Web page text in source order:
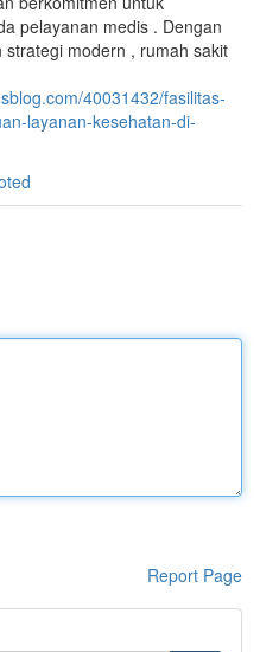
pelayanan medis . Dengan
modern , rumah sakit
40031432/fasilitas-
layanan-kesehatan-di-
Report Page